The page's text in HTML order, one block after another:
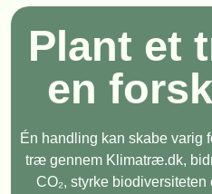
Plant et
en
Én handling kan skabe varig
træ gennem Klimatræ.dk,
CO₂, styrke